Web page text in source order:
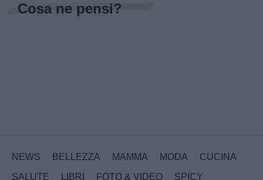
Cosa ne pensi?
NEWS BELLEZZA MAMMA MODA
CUCINA
SALUTE
LIBRI FOTO & VIDEO SPICY